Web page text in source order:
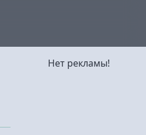
Нет рекламы!